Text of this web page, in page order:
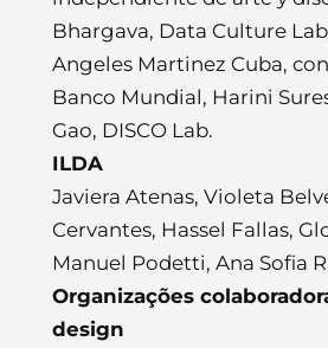
Bhargava, Data Culture
Angeles Martinez Cuba,
Banco Mundial, Harini
Gao, DISCO Lab.
ILDA
Javiera Atenas, Violeta
Cervantes, Hassel Fallas,
Manuel Podetti, Ana Sofia
Organizações
design